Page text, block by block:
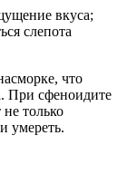
вкуса;
слепота
что
При сфеноидите
не только
умереть.